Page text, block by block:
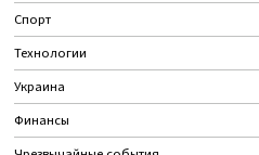
Спорт
Технологии
Украина
Финансы